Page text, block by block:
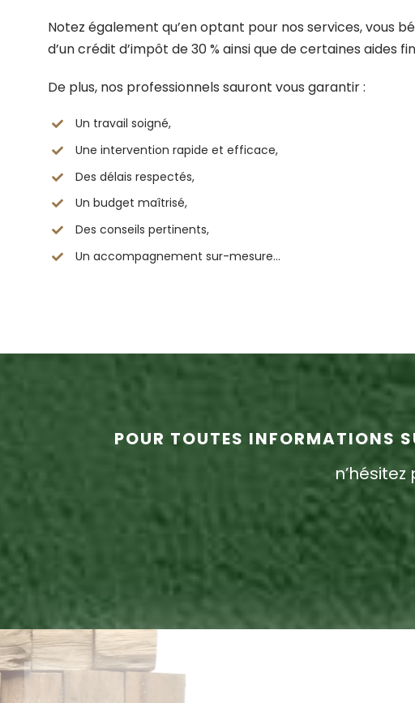
Notez également qu’en optant pour nos services, vous
d’un crédit d’impôt de 30 % ainsi que de certaines aides
De plus, nos professionnels sauront vous garantir :
Un travail soigné,
Une intervention rapide et efficace,
Des délais respectés,
Un budget maîtrisé,
Des conseils pertinents,
Un accompagnement sur-mesure…
POUR TOUTES INFORMATIONS